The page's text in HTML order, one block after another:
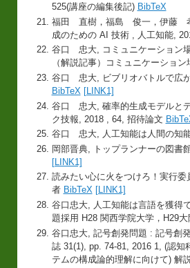
525(講座の編集後記) BibTeX
福田 直樹，福島 俊一，伊藤
成のための AI 技術 , 人工知能,
谷口 忠大, コミュニケーション
（解説記事）コミュニケーショ
谷口 忠大, ビブリオバトルで広
BibTeX [LINK1]
谷口 忠大, 確率的生成モデルと
ク技報, 2018 , 64, 招待論文
谷口 忠大, 人工知能は人間の知
岡部晋典, トップランナーの図
[LINK1]
読みたい心に火をつけろ！実行
者 BibTeX [LINK1]
谷口忠大, 人工知能は言語を獲得
題採用 H28 関西学院大学，H29
谷口忠大, 記号創発問題 : 記号創
誌 31(1), pp. 74-81, 2016 1, (認
テムの構成論的理解に向けて) 解